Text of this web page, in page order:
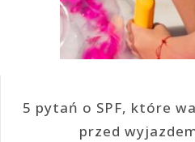
5 pytań o SPF, które
przed